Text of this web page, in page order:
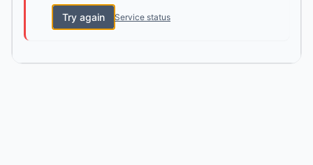
Try again Service status